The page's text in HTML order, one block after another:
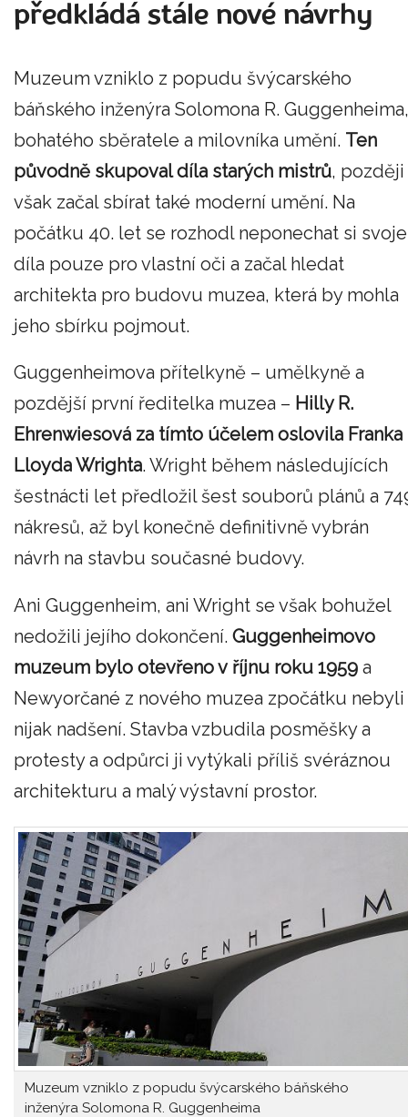
předkládá stále nové návrhy
Muzeum vzniklo z popudu švýcarského
báňského inženýra Solomona R. Guggenheima,
bohatého sběratele a milovníka umění. Ten
původně skupoval díla starých mistrů, později
však začal sbírat také moderní umění. Na
počátku 40. let se rozhodl neponechat si svoje
díla pouze pro vlastní oči a začal hledat
architekta pro budovu muzea, která by mohla
jeho sbírku pojmout.
Guggenheimova přítelkyně – umělkyně a
pozdější první ředitelka muzea – Hilly R.
Ehrenwiesová za tímto účelem oslovila Franka
Lloyda Wrighta. Wright během následujících
šestnácti let předložil šest souborů plánů a
nákresů, až byl konečně definitivně vybrán
návrh na stavbu současné budovy.
Ani Guggenheim, ani Wright se však bohužel
nedožili jejího dokončení. Guggenheimovo
muzeum bylo otevřeno v říjnu roku 1959 a
Newyorčané z nového muzea zpočátku nebyli
nijak nadšení. Stavba vzbudila posměšky a
protesty a odpůrci ji vytýkali příliš svéráznou
architekturu a malý výstavní prostor.
Muzeum vzniklo z popudu švýcarského báňského
inženýra Solomona R. Guggenheima